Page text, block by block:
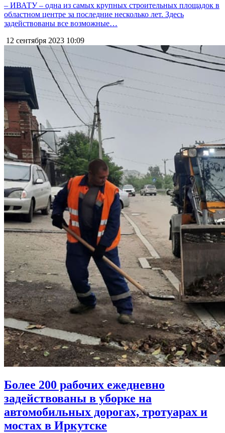
– ИВАТУ – одна из самых крупных строительных площадок в
областном центре за последние несколько лет. Здесь
задействованы все возможные…
12 сентября 2023 10:09
Более 200 рабочих ежедневно
задействованы в уборке на
автомобильных дорогах, тротуарах и
мостах в Иркутске